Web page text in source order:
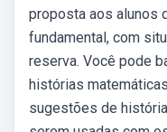
proposta aos alunos
fundamental, com
reserva. Você pode
histórias
sugestões de